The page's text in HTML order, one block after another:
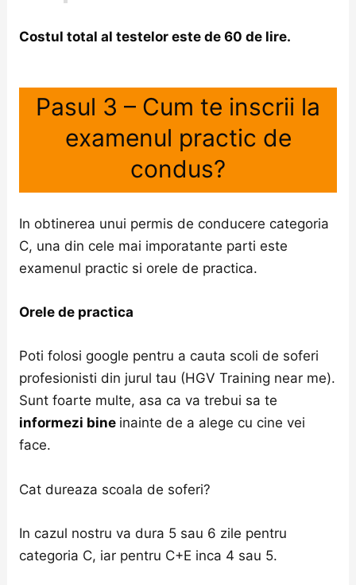
Costul total al testelor este de 60 de lire.
Pasul 3 – Cum te inscrii la
examenul practic de
condus?
In obtinerea unui permis de conducere categoria
C, una din cele mai imporatante parti este
examenul practic si orele de practica.
Orele de practica
Poti folosi google pentru a cauta scoli de soferi
profesionisti din jurul tau (HGV Training near me).
Sunt foarte multe, asa ca va trebui sa te
informezi bine inainte de a alege cu cine vei
face.
Cat dureaza scoala de soferi?
In cazul nostru va dura 5 sau 6 zile pentru
categoria C, iar pentru C+E inca 4 sau 5.